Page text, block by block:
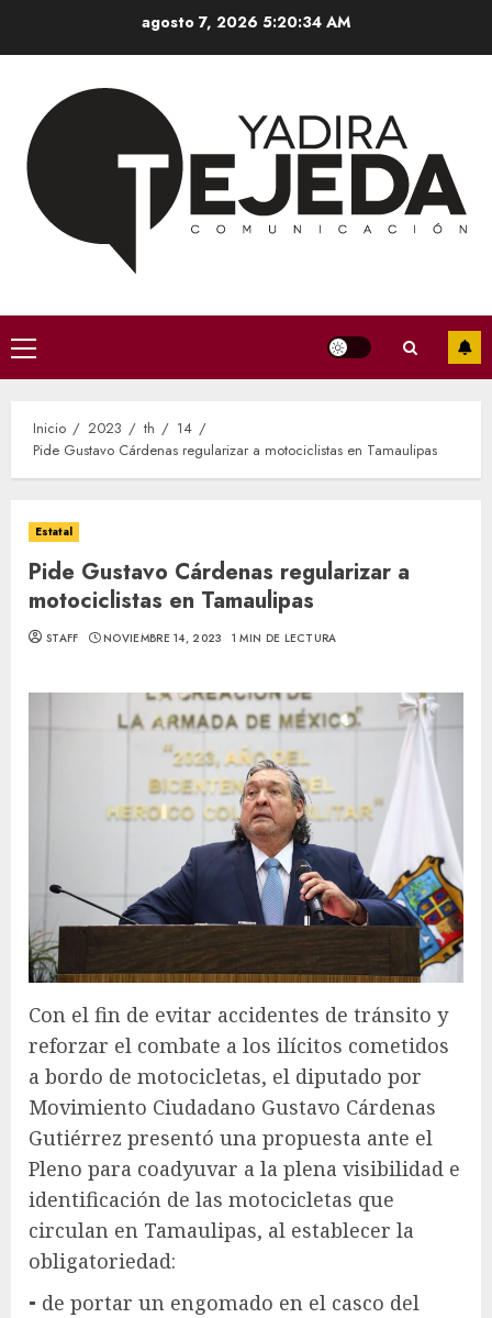
agosto 7, 2026 5:20:34 AM
Menú
principal
Inicio 2023 th
14
Pide Gustavo Cárdenas regularizar a motociclistas en Tamaulipas
Estatal
Pide Gustavo Cárdenas regularizar a
motociclistas en Tamaulipas
STAFF NOVIEMBRE 14, 2023 1 MIN DE LECTURA
Con el fin de evitar accidentes de tránsito y
reforzar el combate a los ilícitos cometidos
a bordo de motocicletas, el diputado por
Movimiento Ciudadano Gustavo Cárdenas
Gutiérrez presentó una propuesta ante el
Pleno para coadyuvar a la plena visibilidad e
identificación de las motocicletas que
circulan en Tamaulipas, al establecer la
obligatoriedad:
⁃ de portar un engomado en el casco del